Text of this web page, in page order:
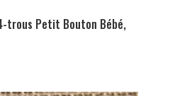
trous Petit Bouton Bébé,